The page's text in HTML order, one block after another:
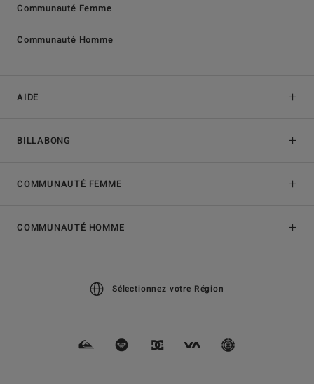
AIDE
BILLABONG
Communauté Femme
Communauté Homme
COMMUNAUTÉ FEMME
COMMUNAUTÉ HOMME
Sélectionnez votre Région